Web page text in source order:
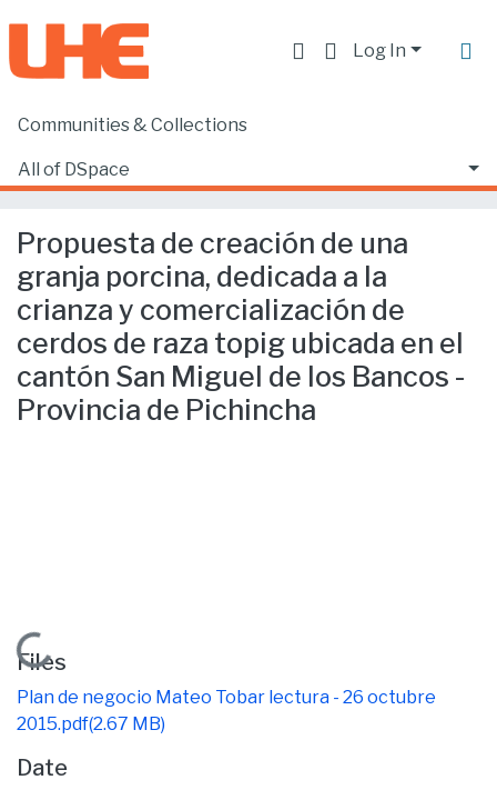
Log In
Communities & Collections
All of DSpace
Home
Propuesta de creación de una granja porcina, dedicada a la crianza y comercialización de cerdos de raza topig ubicada en el cantón San Miguel de los Bancos -Provincia de Pichincha
Propuesta de creación de una
granja porcina, dedicada a la
crianza y comercialización de
cerdos de raza topig ubicada en el
cantón San Miguel de los Bancos -
Provincia de Pichincha
Loading...
Files
Plan de negocio Mateo Tobar lectura - 26 octubre
2015.pdf(2.67 MB)
Date